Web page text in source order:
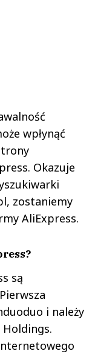
wpłynąć
Okazuje
zostaniemy
AliExpress.
są
i należy
Holdings.